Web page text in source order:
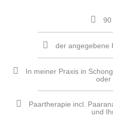
90
der angegebene
In meiner Praxis in
oder
Paartherapie incl.
und